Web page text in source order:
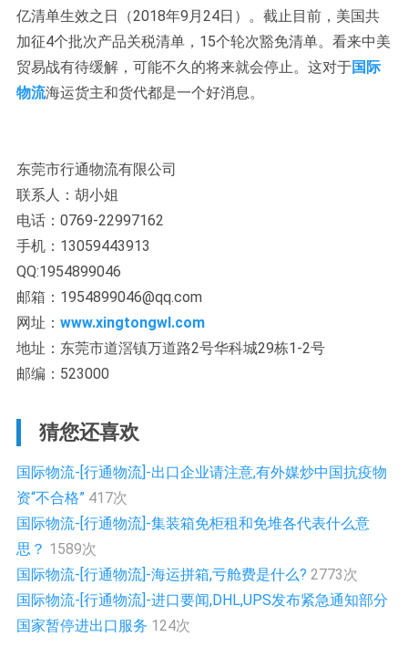
亿清单生效之日（2018年9月24日）。截止目前，美国共
加征4个批次产品关税清单，15个轮次豁免清单。看来中美
贸易战有待缓解，可能不久的将来就会停止。这对于国际
物流海运货主和货代都是一个好消息。
东莞市行通物流有限公司
联系人：胡小姐
电话：0769-22997162
手机：13059443913
QQ:1954899046
邮箱：1954899046@qq.com
网址： www.xingtongwl.com
地址：东莞市道滘镇万道路2号华科城29栋1-2号
邮编：523000
猜您还喜欢
国际物流-[行通物流]-出口企业请注意,有外媒炒中国抗疫物
资“不合格” 417次
国际物流-[行通物流]-集装箱免柜租和免堆各代表什么意
思？ 1589次
国际物流-[行通物流]-海运拼箱,亏舱费是什么? 2773次
国际物流-[行通物流]-进口要闻,DHL,UPS发布紧急通知部分
国家暂停进出口服务 124次